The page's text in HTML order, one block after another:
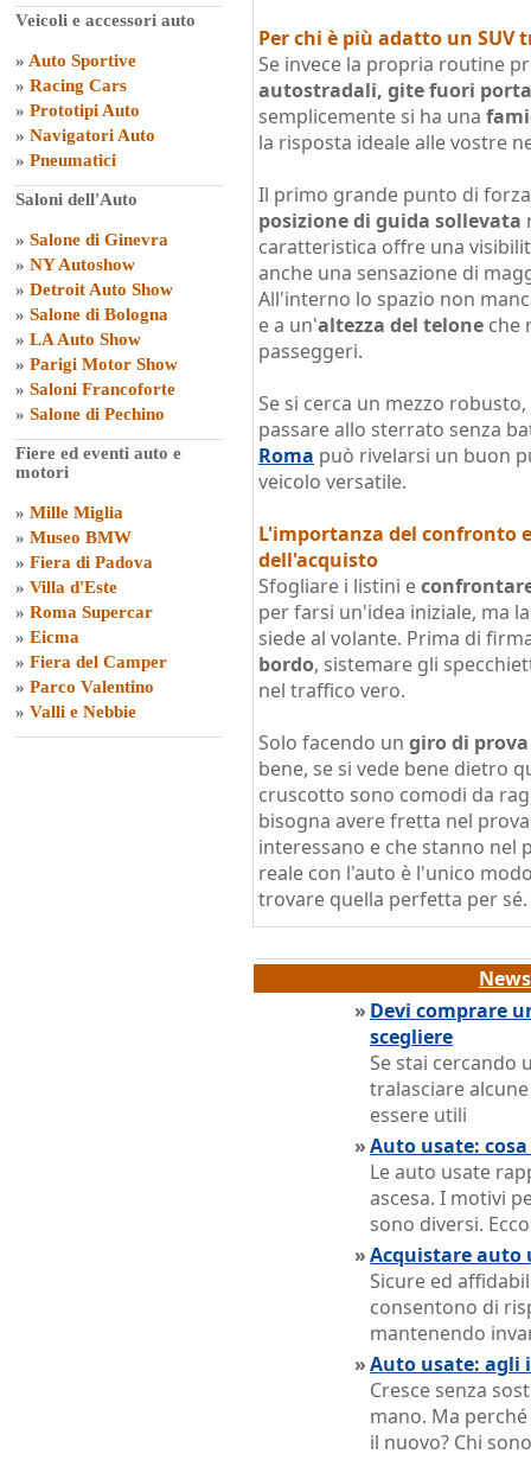
Veicoli e accessori auto
» Auto Sportive
» Racing Cars
» Prototipi Auto
» Navigatori Auto
» Pneumatici
Saloni dell'Auto
» Salone di Ginevra
» NY Autoshow
» Detroit Auto Show
» Salone di Bologna
» LA Auto Show
» Parigi Motor Show
» Saloni Francoforte
» Salone di Pechino
Fiere ed eventi auto e
motori
» Mille Miglia
» Museo BMW
» Fiera di Padova
» Villa d'Este
» Roma Supercar
» Eicma
» Fiera del Camper
» Parco Valentino
» Valli e Nebbie
Per chi è più adatto un SUV
Se invece la propria routine
autostradali, gite fuori porta
semplicemente si ha una
la risposta ideale alle vostre
Il primo grande punto di
posizione di guida sollevata
caratteristica offre una
anche una sensazione di
All'interno lo spazio non
e a un'altezza del telone che
passeggeri.
Se si cerca un mezzo
passare allo sterrato senza
Roma può rivelarsi un buon
veicolo versatile.
L'importanza del confronto
dell'acquisto
Sfogliare i listini e
per farsi un'idea iniziale, ma
siede al volante. Prima di
bordo, sistemare gli
nel traffico vero.
Solo facendo un giro di prova
bene, se si vede bene dietro
cruscotto sono comodi da
bisogna avere fretta nel
interessano e che stanno
reale con l'auto è l'unico
trovare quella perfetta per sé.
» Devi comprare
scegliere
Se stai cercando
tralasciare
essere utili
»Auto usate: cosa
Le auto usate
ascesa. I motivi
sono diversi.
»Acquistare auto
Sicure ed
consentono di
mantenendo
»Auto usate: agli
Cresce senza
mano. Ma
il nuovo? Chi